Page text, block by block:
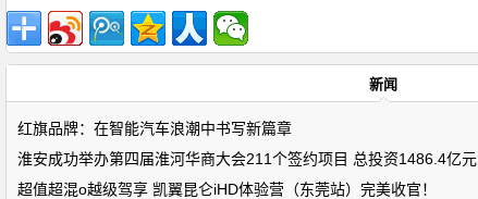
新闻
红旗品牌：在智能汽车浪潮中书写新篇章
淮安成功举办第四届淮河华商大会211个签约项目 总投资1486.4亿元
超值超混o越级驾享 凯翼昆仑iHD体验营（东莞站）完美收官！